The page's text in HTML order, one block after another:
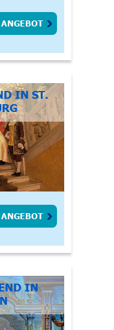
IN ST.
IN